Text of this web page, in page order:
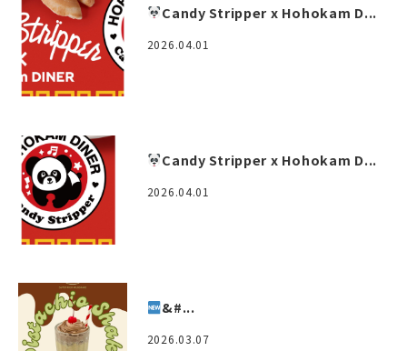
Candy Stripper x Hohokam D...
2026.04.01
Candy Stripper x Hohokam D...
2026.04.01
&#...
2026.03.07